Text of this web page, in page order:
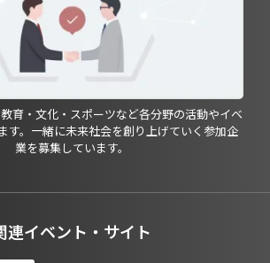
育・文化・スポーツなど各分野の活動やイベ
す。一緒に未来社会を創り上げていく参加企
業を募集しています。
連イベント・サイト